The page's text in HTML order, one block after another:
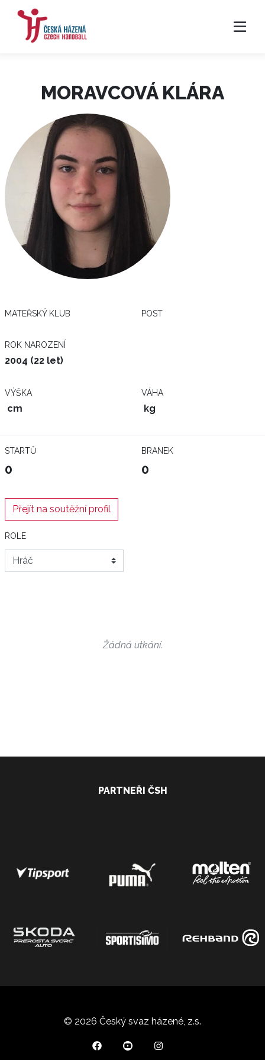
MORAVCOVÁ KLÁRA
MATEŘSKÝ KLUB POST
ROK NAROZENÍ
2004 (22 let)
VÝŠKA
cm
VÁHA
kg
STARTŮ
0
BRANEK
0
Přejít na soutěžní profil
ROLE
Žádná utkání.
PARTNEŘI ČSH
© 2026 Český svaz házené, z.s.